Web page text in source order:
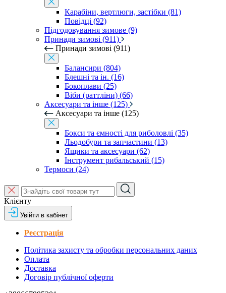
Карабіни, вертлюги, застібки (81)
Повідці (92)
Підгодовування зимове (9)
Принади зимові (911)
Принади зимові (911)
Балансири (804)
Блешні та ін. (16)
Бокоплави (25)
Віби (раттліни) (66)
Аксесуари та інше (125)
Аксесуари та інше (125)
Бокси та ємності для риболовлі (35)
Льодобури та запчастини (13)
Ящики та аксесуари (62)
Інструмент рибальський (15)
Термоси (24)
Клієнту
Увійти в кабінет
Реєстрація
Політика захисту та обробки персональних даних
Оплата
Доставка
Договір публічної оферти